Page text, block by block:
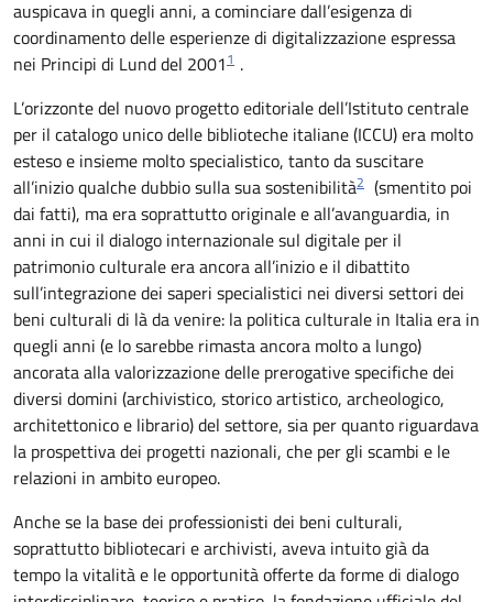
auspicava in quegli anni, a cominciare dall’esigenza di
coordinamento delle esperienze di digitalizzazione espressa
nei Principi di Lund del 20011 .
L’orizzonte del nuovo progetto editoriale dell’Istituto centrale
per il catalogo unico delle biblioteche italiane (ICCU) era molto
esteso e insieme molto specialistico, tanto da suscitare
all’inizio qualche dubbio sulla sua sostenibilità2 (smentito poi
dai fatti), ma era soprattutto originale e all’avanguardia, in
anni in cui il dialogo internazionale sul digitale per il
patrimonio culturale era ancora all’inizio e il dibattito
sull’integrazione dei saperi specialistici nei diversi settori dei
beni culturali di là da venire: la politica culturale in Italia era in
quegli anni (e lo sarebbe rimasta ancora molto a lungo)
ancorata alla valorizzazione delle prerogative specifiche dei
diversi domini (archivistico, storico artistico, archeologico,
architettonico e librario) del settore, sia per quanto riguardava
la prospettiva dei progetti nazionali, che per gli scambi e le
relazioni in ambito europeo.
Anche se la base dei professionisti dei beni culturali,
soprattutto bibliotecari e archivisti, aveva intuito già da
tempo la vitalità e le opportunità offerte da forme di dialogo